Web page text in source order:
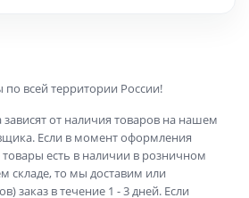
всей территории России!
зависят от наличия товаров на нашем
Если в момент оформления
есть в наличии в розничном
складе, то мы доставим или
заказ в течение 1 - 3 дней. Если